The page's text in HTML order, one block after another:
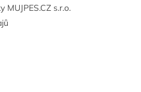
MUJPES.CZ s.r.o.